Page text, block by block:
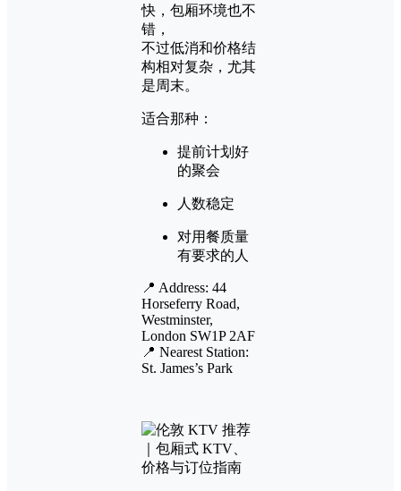
快，包厢环境也不
错，
不过低消和价格结
构相对复杂，尤其
是周末。
适合那种：
提前计划好
的聚会
人数稳定
对用餐质量
有要求的人
📍 Address: 44
Horseferry Road,
Westminster,
London SW1P 2AF
📍 Nearest Station:
St. James’s Park